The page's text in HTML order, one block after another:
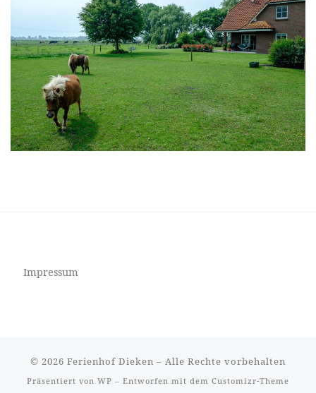
Impressum
© 2026 Ferienhof Dieken – Alle Rechte vorbehalten
Präsentiert von WP – Entworfen mit dem Customizr-Theme